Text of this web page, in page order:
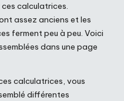
ces calculatrices.
assez anciens et les
ferment peu à peu. Voici
dans une page
calculatrices, vous
différentes